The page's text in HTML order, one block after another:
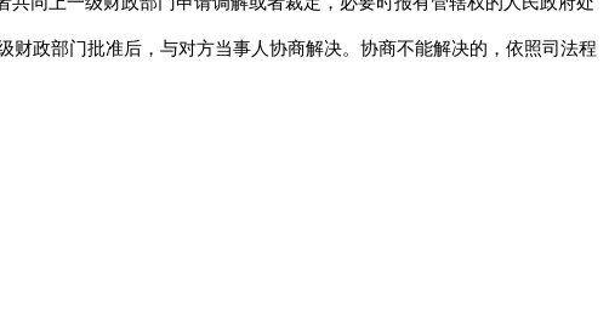
政部门批准后，与对方当事人协商解决。协商不能解决的，依照司法程